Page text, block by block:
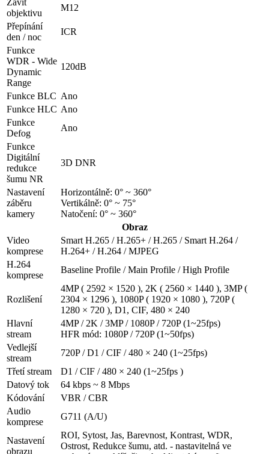
objektivu
M12
Přepínání
den / noc
ICR
Funkce
WDR - Wide
Dynamic
Range
120dB
Funkce BLC Ano
Funkce HLC Ano
Funkce
Defog
Ano
Funkce
Digitální
redukce
šumu NR
3D DNR
Nastavení
záběru
kamery
Horizontálně: 0° ~ 360°
Vertikálně: 0° ~ 75°
Natočení: 0° ~ 360°
Obraz
Video
komprese
Smart H.265 / H.265+ / H.265 / Smart H.264 /
H.264+ / H.264 / MJPEG
H.264
komprese
Baseline Profile / Main Profile / High Profile
Rozlišení
4MP ( 2592 × 1520 ), 2K ( 2560 × 1440 ), 3MP (
2304 × 1296 ), 1080P ( 1920 × 1080 ), 720P (
1280 × 720 ), D1, CIF, 480 × 240
Hlavní
stream
4MP / 2K / 3MP / 1080P / 720P (1~25fps)
HFR mód: 1080P / 720P (1~50fps)
Vedlejší
stream
720P / D1 / CIF / 480 × 240 (1~25fps)
Třetí stream
D1 / CIF / 480 × 240 (1~25fps )
Datový tok
64 kbps ~ 8 Mbps
Kódování
VBR / CBR
Audio
komprese
G711 (A/U)
Nastavení
obrazu
ROI, Sytost, Jas, Barevnost, Kontrast, WDR,
Ostrost, Redukce šumu, atd. - nastavitelná ve